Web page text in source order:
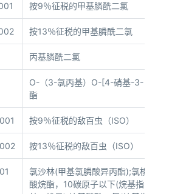
按9％征税的甲基膦酰二氯
按13％征税的甲基膦酰二氯
丙基膦酰二氯
O-（3-氯丙基）O-[4-硝基-3-（三
酯
按9％征税的敌百虫（ISO）
按13％征税的敌百虫（ISO）
氯沙林(甲基氯膦酸异丙酯);氯梭曼(
酸烷酯，10碳原子以下(烷基指甲、